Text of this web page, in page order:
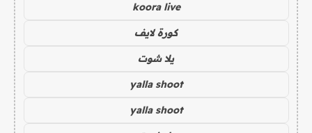
koora live
كورة لايف
يلا شوت
yalla shoot
yalla shoot